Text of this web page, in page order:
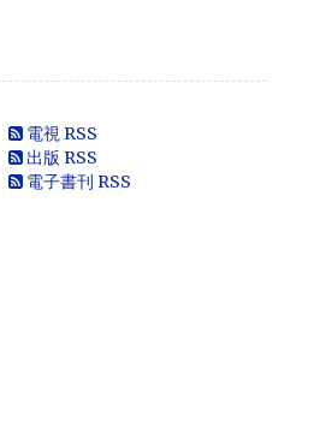
電視 RSS
出版 RSS
電子書刊 RSS